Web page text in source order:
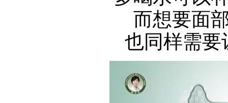
而想要面
也同样需要